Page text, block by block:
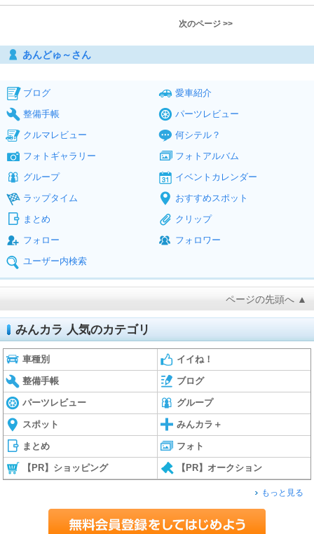
次のページ >>
あんどゅ～さん
ブログ
愛車紹介
整備手帳
パーツレビュー
クルマレビュー
何シテル？
フォトギャラリー
フォトアルバム
グループ
イベントカレンダー
ラップタイム
おすすめスポット
まとめ
クリップ
フォロー
フォロワー
ユーザー内検索
ページの先頭へ ▲
みんカラ 人気のカテゴリ
車種別 イイね！
整備手帳 ブログ
パーツレビュー グループ
スポット みんカラ＋
まとめ フォト
【PR】ショッピング 【PR】オークション
もっと見る